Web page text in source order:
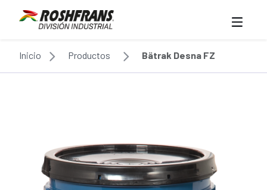
Inicio Productos Bätrak Desna FZ